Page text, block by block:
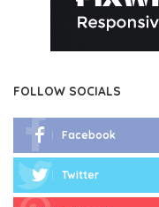
FOLLOW SOCIALS
Facebook
Twitter